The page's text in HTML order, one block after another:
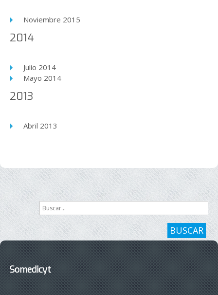
Noviembre 2015
2014
Julio 2014
Mayo 2014
2013
Abril 2013
Buscar...
BUSCAR
Somedicyt